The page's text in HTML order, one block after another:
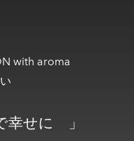
with aroma
幸せに 」